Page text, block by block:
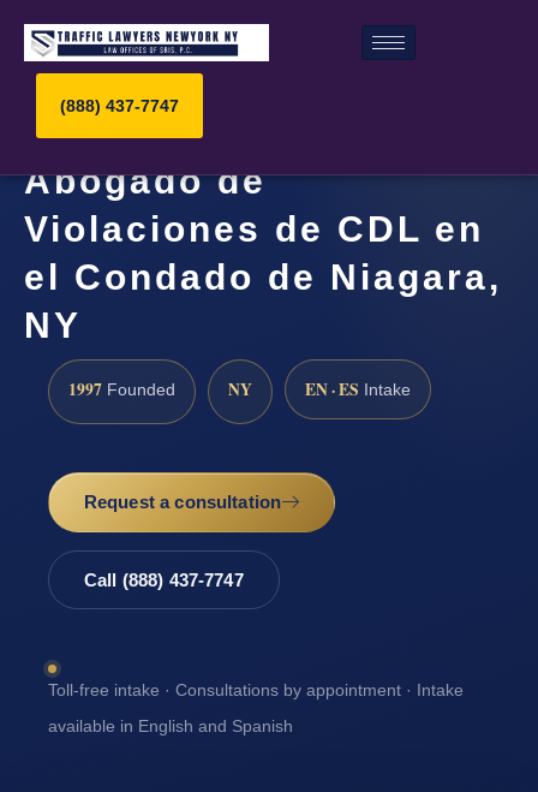
(888) 437-7747
Abogado de
Violaciones de CDL en
el Condado de Niagara,
NY
1997 Founded NY EN · ES Intake
Request a consultation
Call (888) 437-7747
Toll-free intake · Consultations by appointment · Intake
available in English and Spanish